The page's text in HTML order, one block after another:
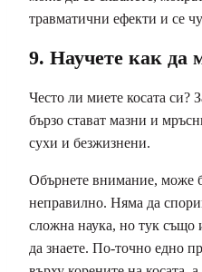
травматични ефекти и се
9. Научете как да
Често ли миете косата си?
бързо стават мазни и
сухи и безжизнени.
Обърнете внимание, може
неправилно. Няма да
сложна наука, но тук също
да знаете. По-точно едно